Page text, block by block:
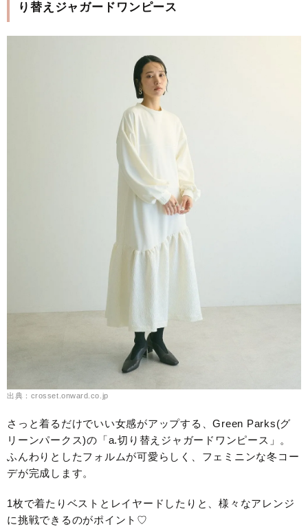
り替えジャガードワンピース
出典：crosset.onward.co.jp
さっと着るだけでいい女感がアップする、Green Parks(グ
リーンパークス)の「a.切り替えジャガードワンピース」。
ふんわりとしたフォルムが可愛らしく、フェミニンな冬コー
デが完成します。
1枚で着たりベストとレイヤードしたりと、様々なアレンジ
に挑戦できるのがポイント♡